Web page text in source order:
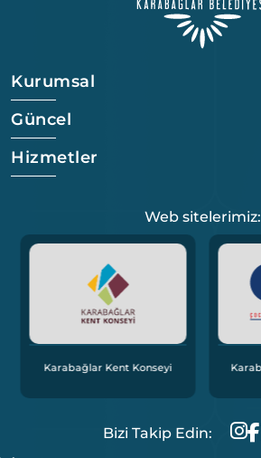
Kurumsal
Güncel
Hizmetler
Web sitelerimiz:
Konseyi Karabağlar Bilim Merkezi
Bizi Takip Edin: